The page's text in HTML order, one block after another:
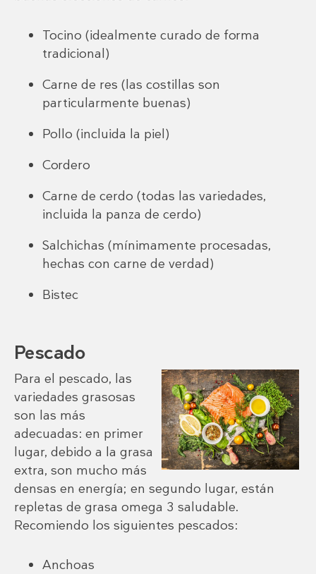
Tocino (idealmente curado de forma
tradicional)
Carne de res (las costillas son
particularmente buenas)
Pollo (incluida la piel)
Cordero
Carne de cerdo (todas las variedades,
incluida la panza de cerdo)
Salchichas (mínimamente procesadas,
hechas con carne de verdad)
Bistec
Pescado
Para el pescado, las
variedades grasosas
son las más
adecuadas: en primer
lugar, debido a la grasa
extra, son mucho más
densas en energía; en segundo lugar, están
repletas de grasa omega 3 saludable.
Recomiendo los siguientes pescados:
Anchoas